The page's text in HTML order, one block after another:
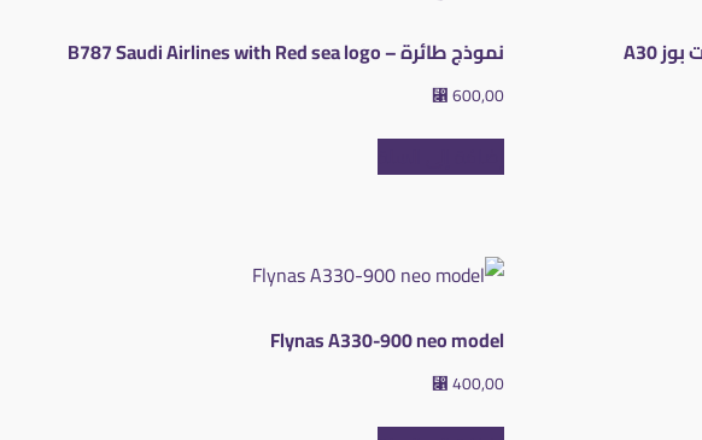
نموذج طائرة – B787 Saudi Airlines with Red sea logo
⃁600,00
Flynas A330-900 neo model
⃁400,00